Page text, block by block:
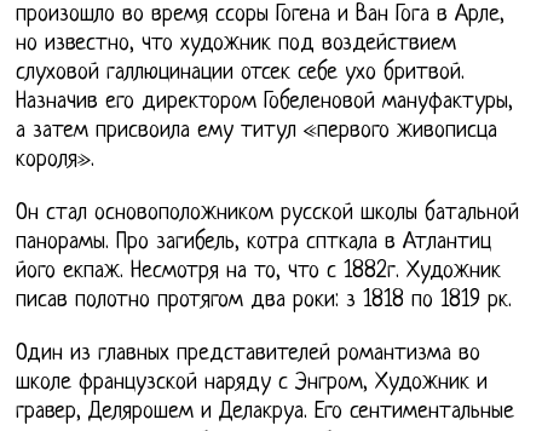
произошло во время ссоры Гогена и Ван Гога в Арле,
но известно, что художник под воздействием
слуховой галлюцинации отсек себе ухо бритвой.
Назначив его директором Гобеленовой мануфактуры,
а затем присвоила ему титул «первого живописца
короля».
Он стал основоположником русской школы батальной
панорамы. Про загибель, котра спткала в Атлантиц
його екпаж. Несмотря на то, что с 1882г. Художник
писав полотно протягом два роки: з 1818 по 1819 рк.
Один из главных представителей романтизма во
школе французской наряду с Энгром, Художник и
гравер, Делярошем и Делакруа. Его сентиментальные